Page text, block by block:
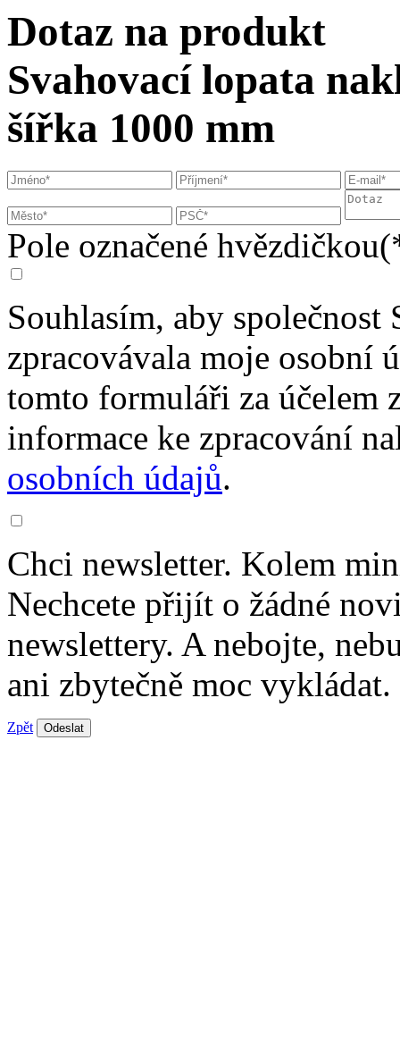
Dotaz na produkt
Svahovací lopata
šířka 1000 mm
Pole označené
Souhlasím, aby společnost
zpracovávala moje osobní
tomto formuláři za účelem
informace ke zpracování
osobních údajů.
Chci newsletter. Kolem
Nechcete přijít o žádné
newslettery. A nebojte,
ani zbytečně moc vykládat.
Zpět Odeslat